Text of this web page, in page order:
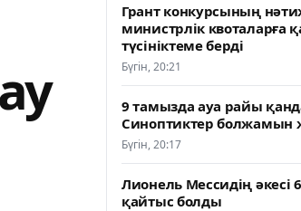
Грант конкурсының
министрлік квоталарға
түсініктеме берді
Бүгін, 20:21
9 тамызда ауа райы
Синоптиктер болжамын
Бүгін, 20:17
Лионель Мессидің әкесі
қайтыс болды